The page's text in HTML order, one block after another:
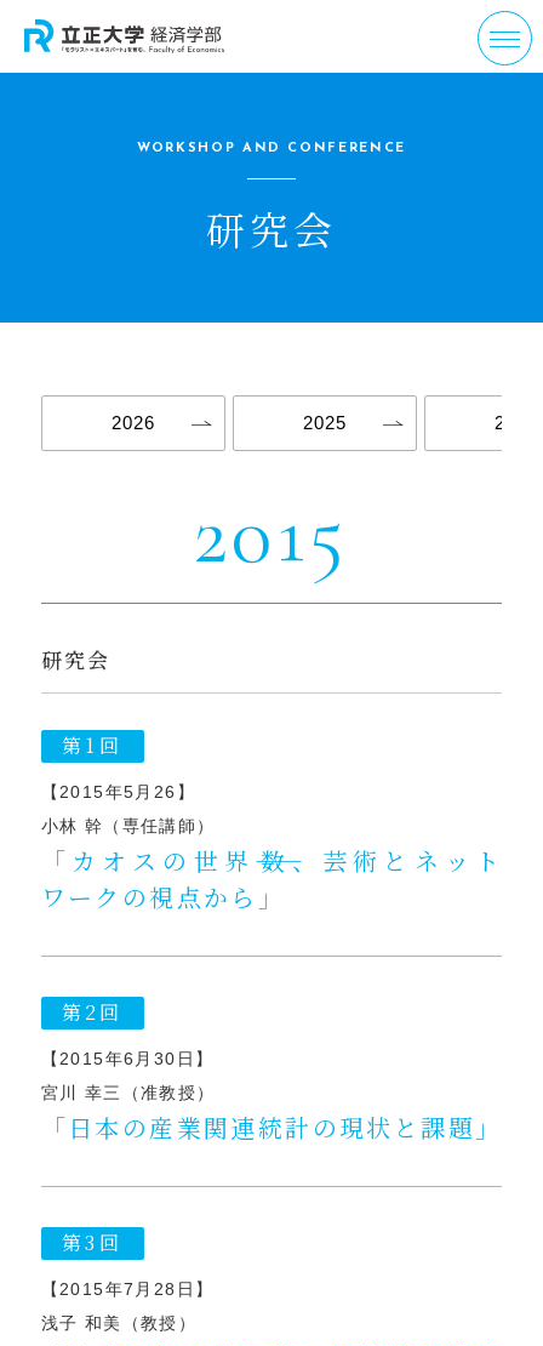
WORKSHOP AND CONFERENCE
研究会
2026 2025 2024
2015
研究会
第1回
【2015年5月26】
小林 幹（専任講師）
「カオスの世界――数、芸術とネット
ワークの視点から」
第2回
【2015年6月30日】
宮川 幸三（准教授）
「日本の産業関連統計の現状と課題」
第3回
【2015年7月28日】
浅子 和美（教授）